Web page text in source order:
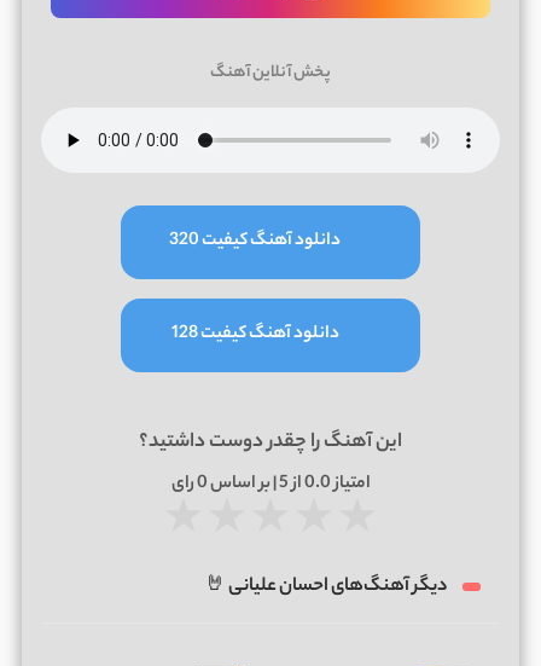
پخش آنلاین آهنگ
دانلود آهنگ کیفیت 320
دانلود آهنگ کیفیت 128
این آهنگ را چقدر دوست داشتید؟
امتیاز0.0از 5 | بر اساس 0رای
دیگر آهنگ‌های احسان علیانی 🤘